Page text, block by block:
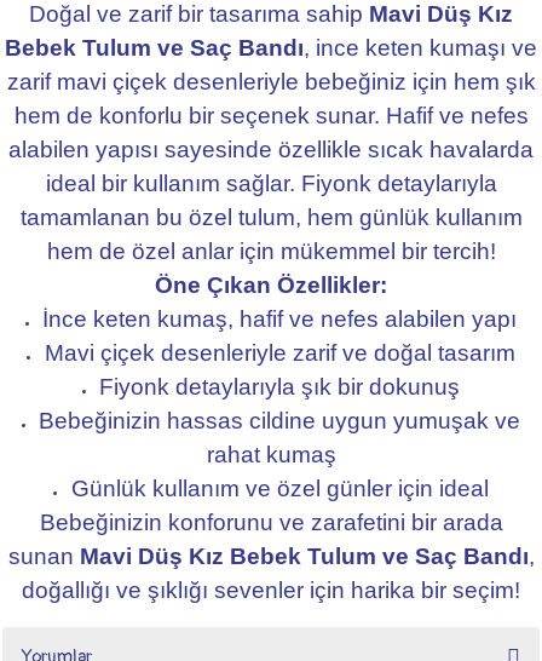
Doğal ve zarif bir tasarıma sahip Mavi Düş Kız
Bebek Tulum ve Saç Bandı, ince keten kumaşı ve
zarif mavi çiçek desenleriyle bebeğiniz için hem şık
hem de konforlu bir seçenek sunar. Hafif ve nefes
alabilen yapısı sayesinde özellikle sıcak havalarda
ideal bir kullanım sağlar. Fiyonk detaylarıyla
tamamlanan bu özel tulum, hem günlük kullanım
hem de özel anlar için mükemmel bir tercih!
Öne Çıkan Özellikler:
İnce keten kumaş, hafif ve nefes alabilen yapı
Mavi çiçek desenleriyle zarif ve doğal tasarım
Fiyonk detaylarıyla şık bir dokunuş
Bebeğinizin hassas cildine uygun yumuşak ve
rahat kumaş
Günlük kullanım ve özel günler için ideal
Bebeğinizin konforunu ve zarafetini bir arada
sunan Mavi Düş Kız Bebek Tulum ve Saç Bandı,
doğallığı ve şıklığı sevenler için harika bir seçim!